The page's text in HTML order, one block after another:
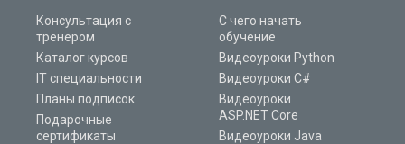
Консультация с
тренером
Каталог курсов
IT специальности
Планы подписок
Подарочные
сертификаты
С чего начать
обучение
Видеоуроки Python
Видеоуроки C#
Видеоуроки
ASP.NET Core
Видеоуроки Java